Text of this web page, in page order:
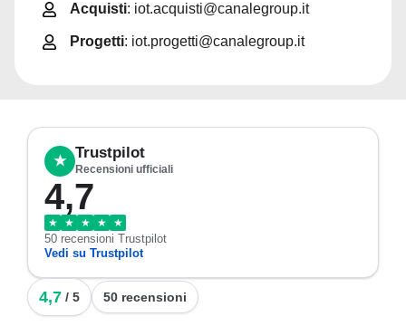
Acquisti: iot.acquisti@canalegroup.it
Progetti: iot.progetti@canalegroup.it
★ Trustpilot
Recensioni ufficiali
4,7
★ ★ ★ ★ ★
50 recensioni Trustpilot
Vedi su Trustpilot
4,7 / 5 50 recensioni